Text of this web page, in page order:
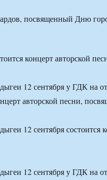
концерт авторской
12 сентября у ГДК на
авторской песни,
12 сентября состоится
12 сентября у ГДК на